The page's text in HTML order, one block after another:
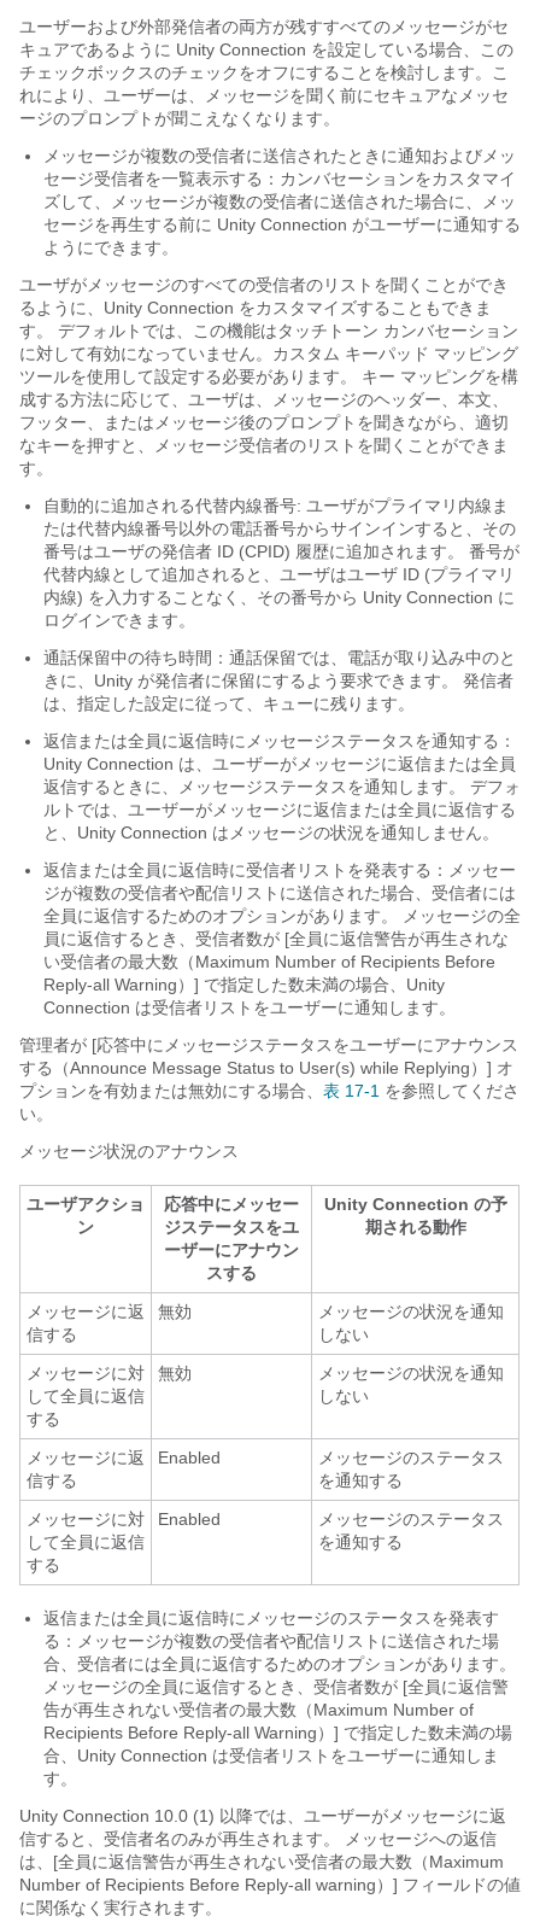
ユーザーおよび外部発信者の両方が残すすべてのメッセージがセ
キュアであるように Unity Connection を設定している場合、この
チェックボックスのチェックをオフにすることを検討します。こ
れにより、ユーザーは、メッセージを聞く前にセキュアなメッセ
ージのプロンプトが聞こえなくなります。
メッセージが複数の受信者に送信されたときに通知およびメッ
セージ受信者を一覧表示する：カンバセーションをカスタマイ
ズして、メッセージが複数の受信者に送信された場合に、メッ
セージを再生する前に Unity Connection がユーザーに通知する
ようにできます。
ユーザがメッセージのすべての受信者のリストを聞くことができ
るように、Unity Connection をカスタマイズすることもできま
す。 デフォルトでは、この機能はタッチトーン カンバセーション
に対して有効になっていません。カスタム キーパッド マッピング
ツールを使用して設定する必要があります。 キー マッピングを構
成する方法に応じて、ユーザは、メッセージのヘッダー、本文、
フッター、またはメッセージ後のプロンプトを聞きながら、適切
なキーを押すと、メッセージ受信者のリストを聞くことができま
す。
自動的に追加される代替内線番号: ユーザがプライマリ内線ま
たは代替内線番号以外の電話番号からサインインすると、その
番号はユーザの発信者 ID (CPID) 履歴に追加されます。 番号が
代替内線として追加されると、ユーザはユーザ ID (プライマリ
内線) を入力することなく、その番号から Unity Connection に
ログインできます。
通話保留中の待ち時間：通話保留では、電話が取り込み中のと
きに、Unity が発信者に保留にするよう要求できます。 発信者
は、指定した設定に従って、キューに残ります。
返信または全員に返信時にメッセージステータスを通知する：
Unity Connection は、ユーザーがメッセージに返信または全員
返信するときに、メッセージステータスを通知します。 デフォ
ルトでは、ユーザーがメッセージに返信または全員に返信する
と、Unity Connection はメッセージの状況を通知しません。
返信または全員に返信時に受信者リストを発表する：メッセー
ジが複数の受信者や配信リストに送信された場合、受信者には
全員に返信するためのオプションがあります。 メッセージの全
員に返信するとき、受信者数が [全員に返信警告が再生されな
い受信者の最大数（Maximum Number of Recipients Before
Reply-all Warning）] で指定した数未満の場合、Unity
Connection は受信者リストをユーザーに通知します。
管理者が [応答中にメッセージステータスをユーザーにアナウンス
する（Announce Message Status to User(s) while Replying）] オ
プションを有効または無効にする場合、 表 17-1 を参照してくださ
い。
メッセージ状況のアナウンス
ユーザアクショ
ン
応答中にメッセー
ジステータスをユ
ーザーにアナウン
スする
Unity Connection の予
期される動作
メッセージに返
信する
無効
メッセージの状況を通知
しない
メッセージに対
して全員に返信
する
無効
メッセージの状況を通知
しない
メッセージに返
信する
Enabled
メッセージのステータス
を通知する
メッセージに対
して全員に返信
する
Enabled
メッセージのステータス
を通知する
返信または全員に返信時にメッセージのステータスを発表す
る：メッセージが複数の受信者や配信リストに送信された場
合、受信者には全員に返信するためのオプションがあります。
メッセージの全員に返信するとき、受信者数が [全員に返信警
告が再生されない受信者の最大数（Maximum Number of
Recipients Before Reply-all Warning）] で指定した数未満の場
合、Unity Connection は受信者リストをユーザーに通知しま
す。
Unity Connection 10.0 (1) 以降では、ユーザーがメッセージに返
信すると、受信者名のみが再生されます。 メッセージへの返信
は、[全員に返信警告が再生されない受信者の最大数（Maximum
Number of Recipients Before Reply-all warning）] フィールドの値
に関係なく実行されます。